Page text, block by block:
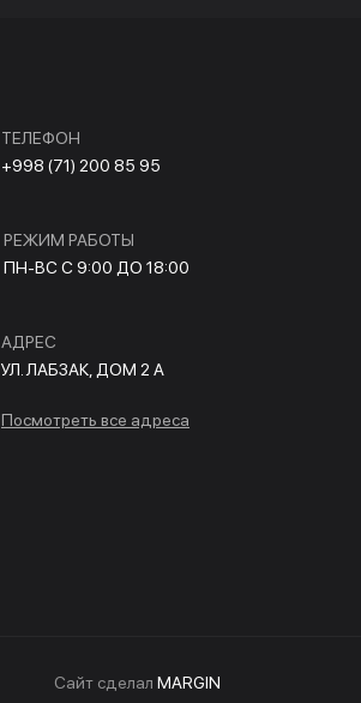
ТЕЛЕФОН
+998 (71) 200 85 95
РЕЖИМ РАБОТЫ
ПН-ВС С 9:00 ДО 18:00
АДРЕС
УЛ. ЛАБЗАК, ДОМ 2 A
Посмотреть все адреса
Cайт сделал MARGIN